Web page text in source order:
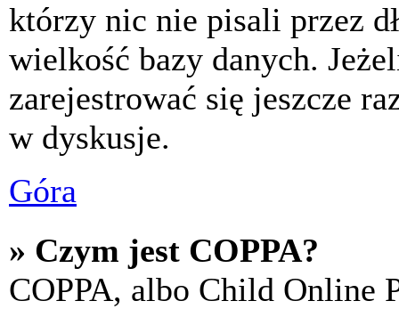
którzy nic nie pisali przez
wielkość bazy danych.
zarejestrować się jeszcze
w dyskusje.
Góra
» Czym jest COPPA?
COPPA, albo Child Online